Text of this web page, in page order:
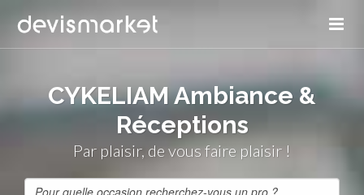
CYKELIAM Ambiance &
Réceptions
Par plaisir, de vous faire plaisir !